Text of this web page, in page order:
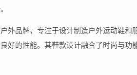
外品牌，专注于设计制造户外运动鞋和
好的性能。其鞋款设计融合了时尚与